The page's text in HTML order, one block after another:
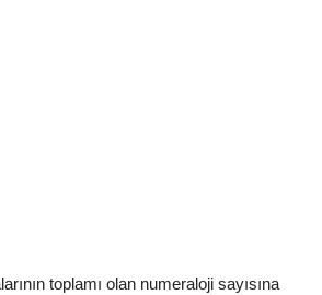
toplamı olan numeraloji sayısına